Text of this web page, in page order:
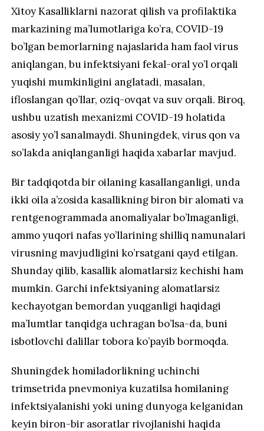
Xitoy Kasalliklarni nazorat qilish va profilaktika
markazining ma’lumotlariga ko’ra, COVID-19
bo’lgan bemorlarning najaslarida ham faol virus
aniqlangan, bu infektsiyani fekal-oral yo’l orqali
yuqishi mumkinligini anglatadi, masalan,
ifloslangan qo’llar, oziq-ovqat va suv orqali. Biroq,
ushbu uzatish mexanizmi COVID-19 holatida
asosiy yo’l sanalmaydi. Shuningdek, virus qon va
so’lakda aniqlanganligi haqida xabarlar mavjud.
Bir tadqiqotda bir oilaning kasallanganligi, unda
ikki oila a’zosida kasallikning biron bir alomati va
rentgenogrammada anomaliyalar bo’lmaganligi,
ammo yuqori nafas yo’llarining shilliq namunalari
virusning mavjudligini ko’rsatgani qayd etilgan.
Shunday qilib, kasallik alomatlarsiz kechishi ham
mumkin. Garchi infektsiyaning alomatlarsiz
kechayotgan bemordan yuqganligi haqidagi
ma’lumtlar tanqidga uchragan bo’lsa-da, buni
isbotlovchi dalillar tobora ko’payib bormoqda.
Shuningdek homiladorlikning uchinchi
trimsetrida pnevmoniya kuzatilsa homilaning
infektsiyalanishi yoki uning dunyoga kelganidan
keyin biron-bir asoratlar rivojlanishi haqida